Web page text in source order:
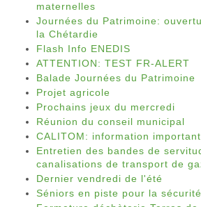
maternelles
Journées du Patrimoine:
la Chétardie
Flash Info ENEDIS
ATTENTION: TEST FR-ALERT
Balade Journées du Patrimoine
Projet agricole
Prochains jeux du mercredi
Réunion du conseil municipal
CALITOM: information
Entretien des bandes de
canalisations de transport de
Dernier vendredi de l'été
Séniors en piste pour la